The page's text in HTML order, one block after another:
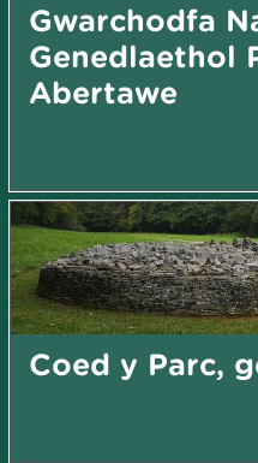
Gwarchodfa
Genedlaethol
Abertawe
Coed y Parc,